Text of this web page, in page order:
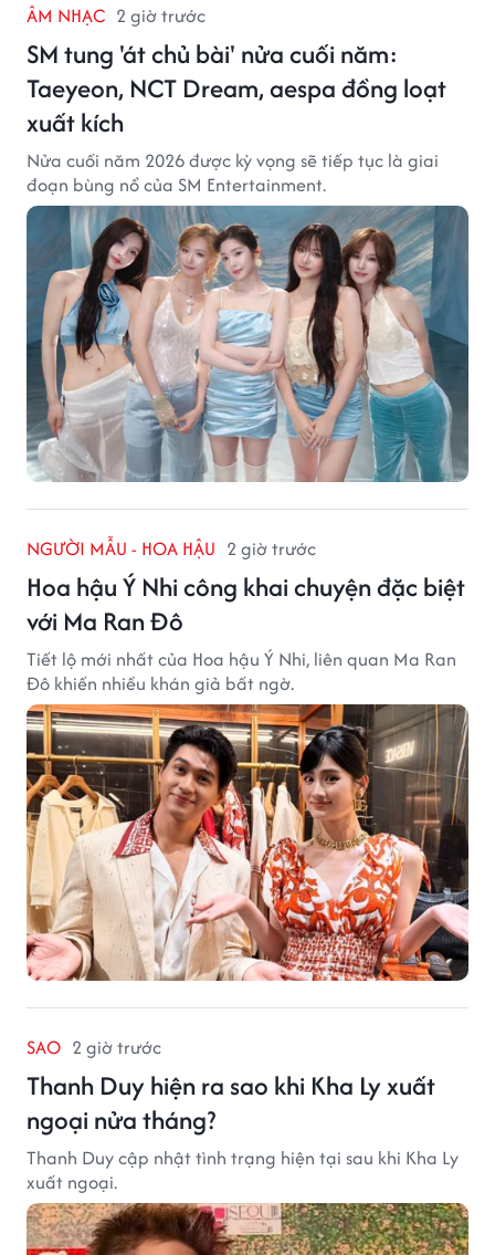
ÂM NHẠC 2 giờ trước
SM tung 'át chủ bài' nửa cuối năm:
Taeyeon, NCT Dream, aespa đồng loạt
xuất kích
Nửa cuối năm 2026 được kỳ vọng sẽ tiếp tục là giai
đoạn bùng nổ của SM Entertainment.
NGƯỜI MẪU - HOA HẬU 2 giờ trước
Hoa hậu Ý Nhi công khai chuyện đặc biệt
với Ma Ran Đô
Tiết lộ mới nhất của Hoa hậu Ý Nhi, liên quan Ma Ran
Đô khiến nhiều khán giả bất ngờ.
SAO 2 giờ trước
Thanh Duy hiện ra sao khi Kha Ly xuất
ngoại nửa tháng?
Thanh Duy cập nhật tình trạng hiện tại sau khi Kha Ly
xuất ngoại.